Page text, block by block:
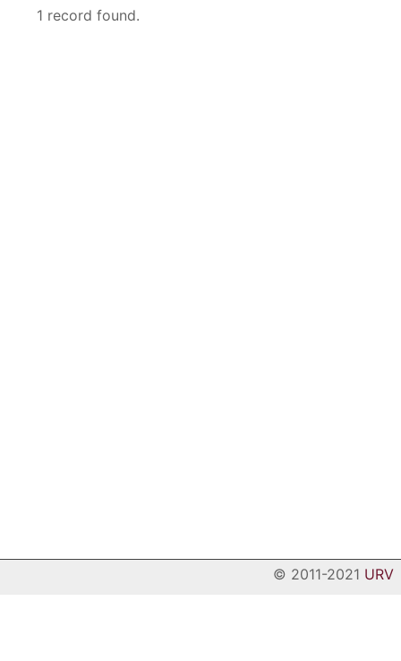
1 record found.
© 2011-2021 URV